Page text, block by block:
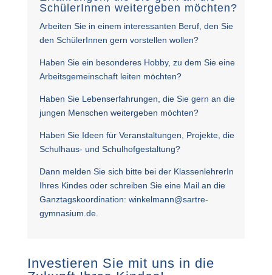
SchülerInnen weitergeben möchten?
Arbeiten Sie in einem interessanten Beruf, den Sie
den SchülerInnen gern vorstellen wollen?
Haben Sie ein besonderes Hobby, zu dem Sie eine
Arbeitsgemeinschaft leiten möchten?
Haben Sie Lebenserfahrungen, die Sie gern an die
jungen Menschen weitergeben möchten?
Haben Sie Ideen für Veranstaltungen, Projekte, die
Schulhaus- und Schulhofgestaltung?
Dann melden Sie sich bitte bei der KlassenlehrerIn
Ihres Kindes oder schreiben Sie eine Mail an die
Ganztagskoordination: winkelmann@sartre-
gymnasium.de.
Investieren Sie mit uns in die